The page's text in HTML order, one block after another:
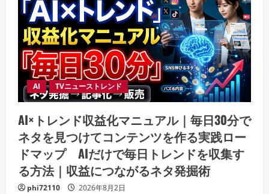
AI TVニューストレンド
AI×トレンド収益化マニュアル｜毎日30分で
ネタを見つけてコンテンツを作る実践ロー
ドマップ AIだけで毎日トレンドを収集す
る方法｜収益につながるネタ発掘術
phi72110 2026年8月2日